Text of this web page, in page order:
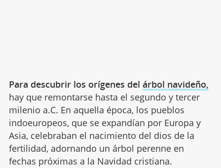
Para descubrir los orígenes del árbol navideño,
hay que remontarse hasta el segundo y tercer
milenio a.C. En aquella época, los pueblos
indoeuropeos, que se expandían por Europa y
Asia, celebraban el nacimiento del dios de la
fertilidad, adornando un árbol perenne en
fechas próximas a la Navidad cristiana.